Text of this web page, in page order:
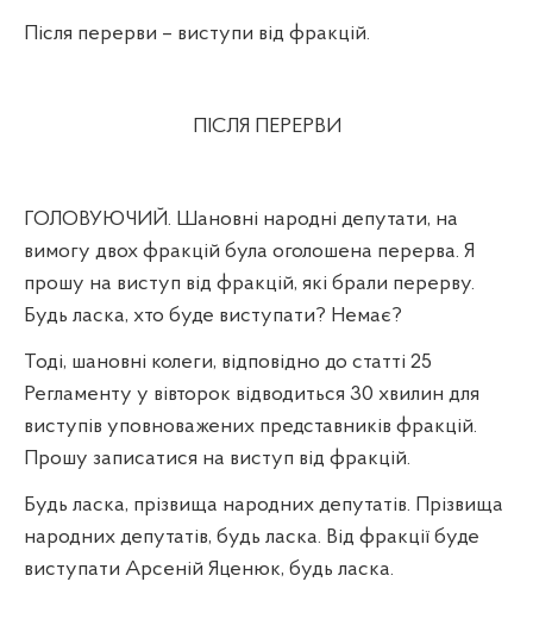
Після перерви – виступи від фракцій.
ПІСЛЯ ПЕРЕРВИ
ГОЛОВУЮЧИЙ. Шановні народні депутати, на
вимогу двох фракцій була оголошена перерва. Я
прошу на виступ від фракцій, які брали перерву.
Будь ласка, хто буде виступати? Немає?
Тоді, шановні колеги, відповідно до статті 25
Регламенту у вівторок відводиться 30 хвилин для
виступів уповноважених представників фракцій.
Прошу записатися на виступ від фракцій.
Будь ласка, прізвища народних депутатів. Прізвища
народних депутатів, будь ласка. Від фракції буде
виступати Арсеній Яценюк, будь ласка.